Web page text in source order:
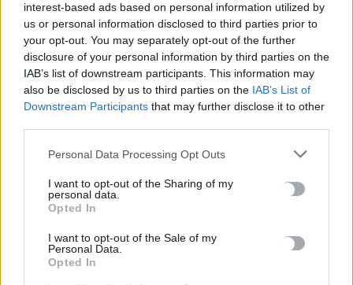
interest-based ads based on personal information utilized by
us or personal information disclosed to third parties prior to
your opt-out. You may separately opt-out of the further
disclosure of your personal information by third parties on the
IAB’s list of downstream participants. This information may
also be disclosed by us to third parties on the IAB’s List of
Downstream Participants that may further disclose it to other
Personal Data Processing Opt Outs
I want to opt-out of the Sharing of my
personal data.
Opted In
I want to opt-out of the Sale of my
Personal Data.
Opted In
Γερμανία: Εθεάθησαν drones πάνω από στρατιωτική βάση-
Φυλάσσονται Patriot κι ανταλλακτικά εξοπλισμών
9 Αυγούστου, 2026
Μειώνονται οι μακροχρόνια άνεργοι στην Κρήτη – Αυξάνεται
Ιράν: Ο Πεζεσκιάν υποστηρίζει ότι «τώρα είναι η καλύτερη
στιγμή» για συμφωνία – «Να βγούμε από το ούτε πόλεμος
9 Αυγούστου, 2026